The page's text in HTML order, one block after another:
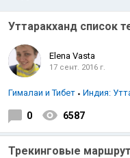
Аравийское море
Уттаракханд список
Elena Vasta
17 сент. 2016 г.
Гималаи и Тибет Индия:
0 6587
Трекинговые